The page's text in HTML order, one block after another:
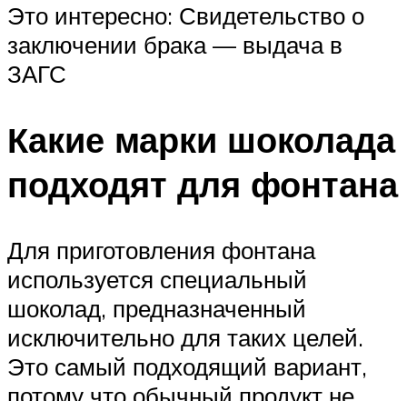
Это интересно: Свидетельство о
заключении брака — выдача в
ЗАГС
Какие марки шоколада
подходят для фонтана
Для приготовления фонтана
используется специальный
шоколад, предназначенный
исключительно для таких целей.
Это самый подходящий вариант,